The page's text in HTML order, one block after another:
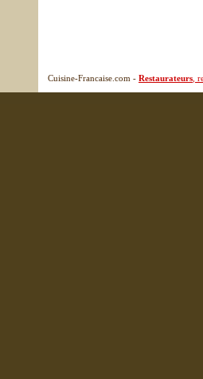
Cuisine-Francaise.com - Restaurateurs ,